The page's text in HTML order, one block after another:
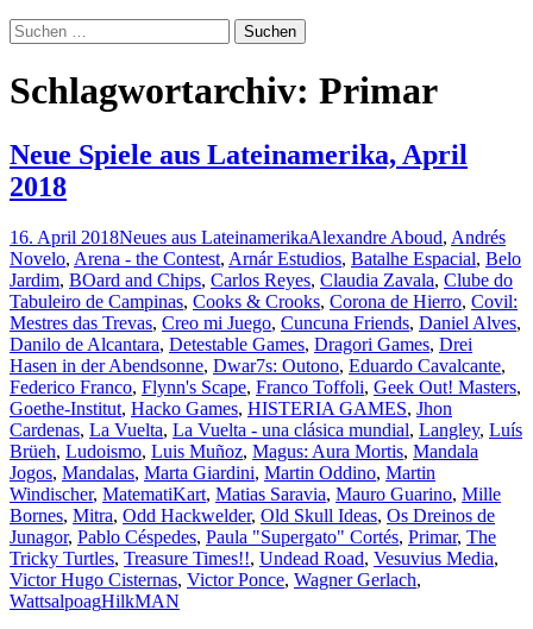
Suchen
nach:
Schlagwortarchiv: Primar
Neue Spiele aus Lateinamerika, April
2018
16. April 2018Neues aus LateinamerikaAlexandre Aboud, Andrés
Novelo, Arena - the Contest, Arnár Estudios, Batalhe Espacial, Belo
Jardim, BOard and Chips, Carlos Reyes, Claudia Zavala, Clube do
Tabuleiro de Campinas, Cooks & Crooks, Corona de Hierro, Covil:
Mestres das Trevas, Creo mi Juego, Cuncuna Friends, Daniel Alves,
Danilo de Alcantara, Detestable Games, Dragori Games, Drei
Hasen in der Abendsonne, Dwar7s: Outono, Eduardo Cavalcante,
Federico Franco, Flynn's Scape, Franco Toffoli, Geek Out! Masters,
Goethe-Institut, Hacko Games, HISTERIA GAMES, Jhon
Cardenas, La Vuelta, La Vuelta - una clásica mundial, Langley, Luís
Brüeh, Ludoismo, Luis Muñoz, Magus: Aura Mortis, Mandala
Jogos, Mandalas, Marta Giardini, Martin Oddino, Martin
Windischer, MatematiKart, Matias Saravia, Mauro Guarino, Mille
Bornes, Mitra, Odd Hackwelder, Old Skull Ideas, Os Dreinos de
Junagor, Pablo Céspedes, Paula "Supergato" Cortés, Primar, The
Tricky Turtles, Treasure Times!!, Undead Road, Vesuvius Media,
Victor Hugo Cisternas, Victor Ponce, Wagner Gerlach,
WattsalpoagHilkMAN